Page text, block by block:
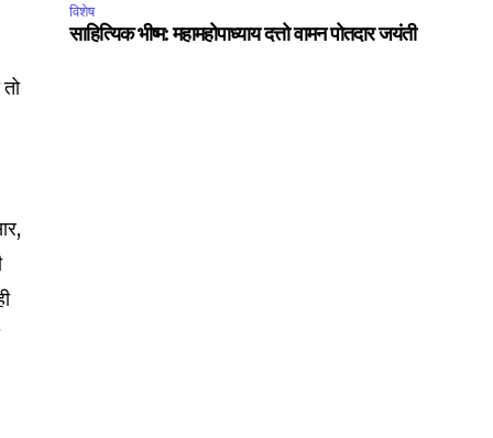
विशेष
साहित्यिक भीष्म: महामहोपाध्याय दत्तो वामन पोतदार जयंती